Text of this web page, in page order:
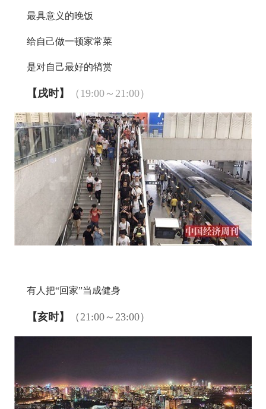
最具意义的晚饭
给自己做一顿家常菜
是对自己最好的犒赏
【戌时】 （19:00～21:00）
有人把“回家”当成健身
【亥时】 （21:00～23:00）